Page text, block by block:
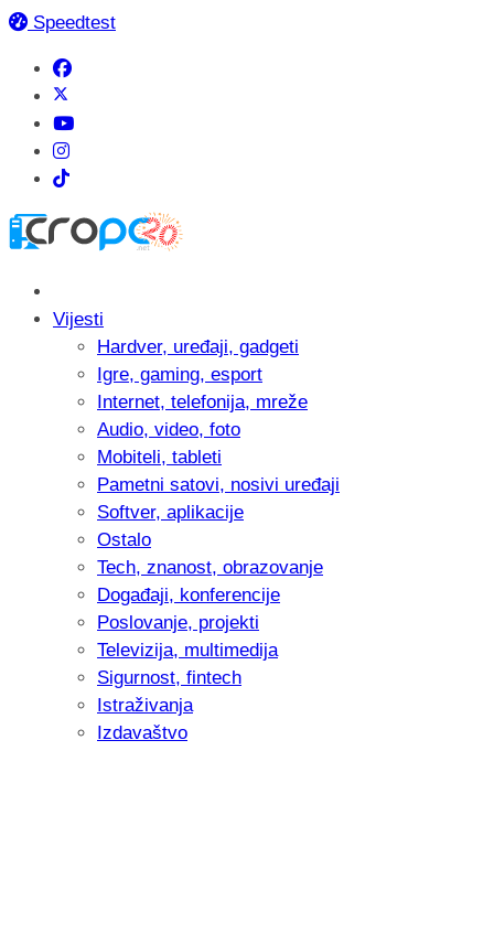
Speedtest
Vijesti
Hardver, uređaji, gadgeti
Igre, gaming, esport
Internet, telefonija, mreže
Audio, video, foto
Mobiteli, tableti
Pametni satovi, nosivi uređaji
Softver, aplikacije
Ostalo
Tech, znanost, obrazovanje
Događaji, konferencije
Poslovanje, projekti
Televizija, multimedija
Sigurnost, fintech
Istraživanja
Izdavaštvo